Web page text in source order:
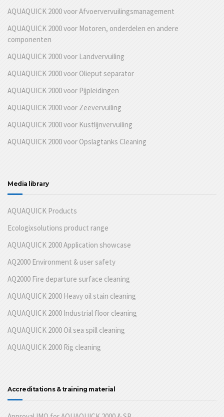
AQUAQUICK 2000 voor Afvoervervuilingsmanagement
AQUAQUICK 2000 voor Motoren, onderdelen en andere
componenten
AQUAQUICK 2000 voor Landvervuiling
AQUAQUICK 2000 voor Olieput separator
AQUAQUICK 2000 voor Pijpleidingen
AQUAQUICK 2000 voor Zeevervuiling
AQUAQUICK 2000 voor Kustlijnvervuiling
AQUAQUICK 2000 voor Opslagtanks Cleaning
Media library
AQUAQUICK Products
Ecologixsolutions product range
AQUAQUICK 2000 Application showcase
AQ2000 Environment & user safety
AQ2000 Fire departure surface cleaning
AQUAQUICK 2000 Heavy oil stain cleaning
AQUAQUICK 2000 Industrial floor cleaning
AQUAQUICK 2000 Oil sea spill cleaning
AQUAQUICK 2000 Rig cleaning
Accreditations & training material